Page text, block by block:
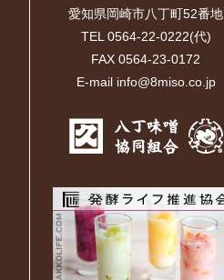
愛知県岡崎市八丁町52番地
TEL 0564-22-0222(代)
FAX 0564-23-0172
E-mail info@8miso.co.jp